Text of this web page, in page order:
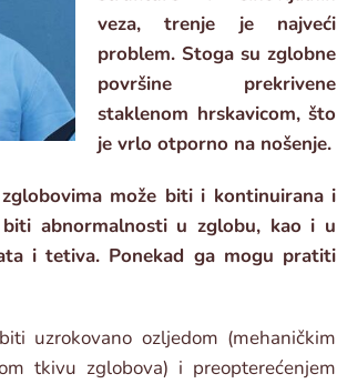
veza, trenje je najveći
problem. Stoga su zglobne
površine prekrivene
staklenom hrskavicom, što
je vrlo otporno na nošenje.
može biti i kontinuirana i
abnormalnosti u zglobu, kao i u
i tetiva. Ponekad ga mogu pratiti
uzrokovano ozljedom (mehaničkim
tkivu zglobova) i preopterećenjem